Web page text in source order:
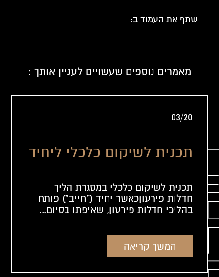
שתף את העמוד ב:
מאמרים נוספים שעשויים לעניין אותך :
03/20
תכנית לשיקום כלכלי ליחיד
תכנית לשיקום כלכלי במסגרת הליך
חדלות פירעוןכאשר יחיד ("חייב") פותח
בהליכי חדלות פירעון, שאיפתו בסיום...
המשך קריאה